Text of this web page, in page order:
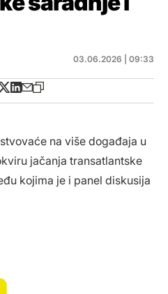
03.06.2026 | 09:33
na više događaja u
jačanja transatlantske
kojima je i panel diskusija